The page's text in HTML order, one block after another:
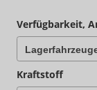
Verfügbarkeit,
Kraftstoff